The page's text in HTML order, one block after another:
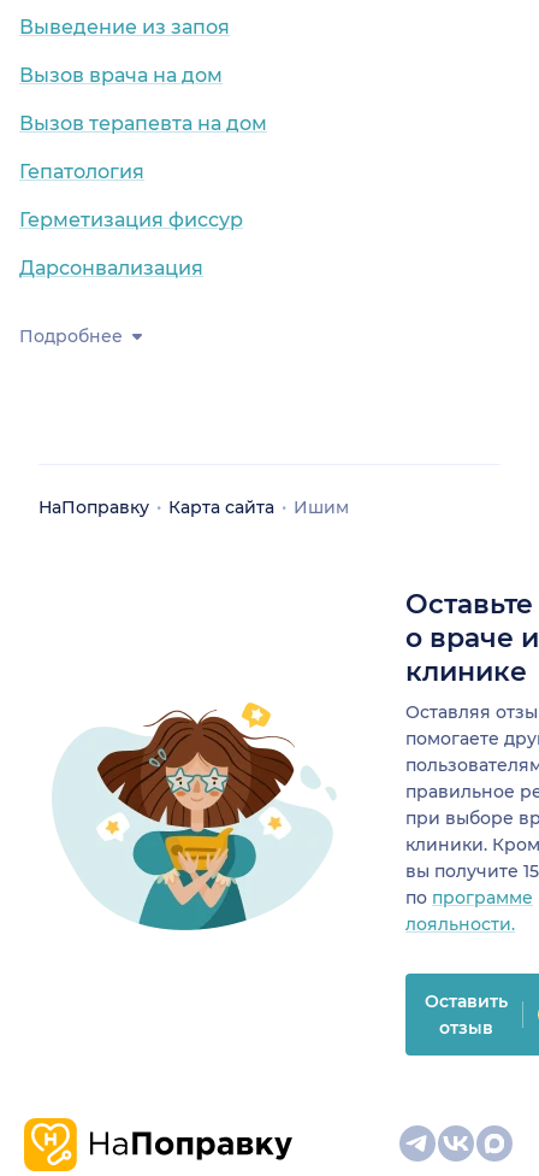
Выведение из запоя
Вызов врача на дом
Вызов терапевта на дом
Гепатология
Герметизация фиссур
Дарсонвализация
Подробнее
НаПоправку Карта сайта Ишим
о враче
клинике
Оставляя
помогаете
правильное
при выборе
клиники.
вы получите
по программе
лояльности.
Оставить
отзыв